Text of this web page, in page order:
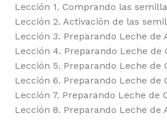
Lección 1. Comprando las
Lección 2. Activación de las
Lección 3. Preparando Leche de
Lección 4. Preparando Leche de
Lección 5. Preparando Leche de
Lección 6. Preparando Leche de
Lección 7. Preparando Leche de
Lección 8. Preparando Leche de